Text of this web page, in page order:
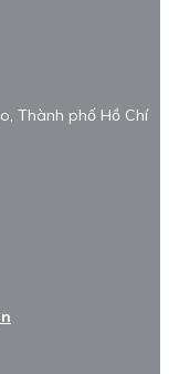
Thành phố Hồ Chí